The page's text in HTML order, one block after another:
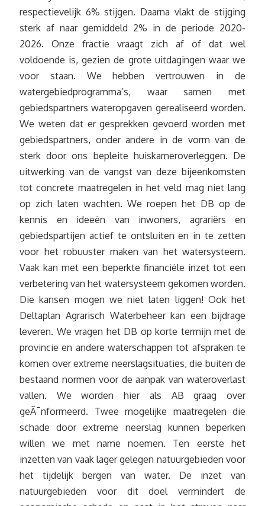
respectievelijk 6% stijgen. Daarna vlakt de stijging
sterk af naar gemiddeld 2% in de periode 2020-
2026. Onze fractie vraagt zich af of dat wel
voldoende is, gezien de grote uitdagingen waar we
voor staan. We hebben vertrouwen in de
watergebiedprogramma’s, waar samen met
gebiedspartners wateropgaven gerealiseerd worden.
We weten dat er gesprekken gevoerd worden met
gebiedspartners, onder andere in de vorm van de
sterk door ons bepleite huiskameroverleggen. De
uitwerking van de vangst van deze bijeenkomsten
tot concrete maatregelen in het veld mag niet lang
op zich laten wachten. We roepen het DB op de
kennis en ideeën van inwoners, agrariërs en
gebiedspartijen actief te ontsluiten en in te zetten
voor het robuuster maken van het watersysteem.
Vaak kan met een beperkte financiële inzet tot een
verbetering van het watersysteem gekomen worden.
Die kansen mogen we niet laten liggen! Ook het
Deltaplan Agrarisch Waterbeheer kan een bijdrage
leveren. We vragen het DB op korte termijn met de
provincie en andere waterschappen tot afspraken te
komen over extreme neerslagsituaties, die buiten de
bestaand normen voor de aanpak van wateroverlast
vallen. We worden hier als AB graag over
geÃ¯nformeerd. Twee mogelijke maatregelen die
schade door extreme neerslag kunnen beperken
willen we met name noemen. Ten eerste het
inzetten van vaak lager gelegen natuurgebieden voor
het tijdelijk bergen van water. De inzet van
natuurgebieden voor dit doel vermindert de